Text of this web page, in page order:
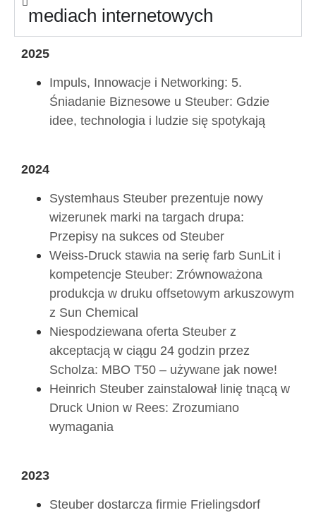
mediach internetowych
2025
Impuls, Innowacje i Networking: 5.
Śniadanie Biznesowe u Steuber: Gdzie
idee, technologia i ludzie się spotykają
2024
Systemhaus Steuber prezentuje nowy
wizerunek marki na targach drupa:
Przepisy na sukces od Steuber
Weiss-Druck stawia na serię farb SunLit i
kompetencje Steuber: Zrównoważona
produkcja w druku offsetowym arkuszowym
z Sun Chemical
Niespodziewana oferta Steuber z
akceptacją w ciągu 24 godzin przez
Scholza: MBO T50 – używane jak nowe!
Heinrich Steuber zainstalował linię tnącą w
Druck Union w Rees: Zrozumiano
wymagania
2023
Steuber dostarcza firmie Frielingsdorf